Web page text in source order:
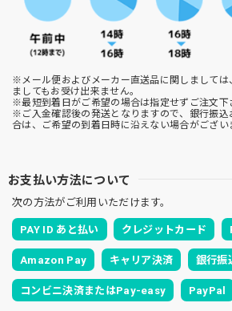
※メール便およびメーカー直送品に関しましては
ましてもお受け出来ません。
※最短到着日がご希望の場合は指定せずご注文下
※ご入金確認後の発送となりますので、銀行振込
合は、ご希望の到着日時に沿えない場合がござい
お支払い方法について
次の方法がご利用いただけます。
PAY ID あと払い クレジットカード
Amazon Pay キャリア決済 銀行振
コンビニ決済またはPay-easy PayPal